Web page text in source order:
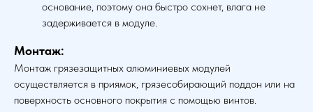
основание, поэтому она быстро сохнет, влага не
задерживается в модуле.
Монтаж:
Монтаж грязезащитных алюминиевых модулей
осуществляется в приямок, грязесобирающий поддон или на
поверхность основного покрытия с помощью винтов.